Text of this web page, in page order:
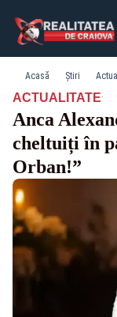
Acasă Știri
ACTUALITATE·
Anca
cheltuiți în
Orban!”